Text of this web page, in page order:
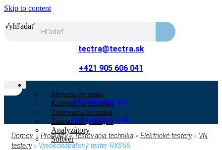
Skip to content
Vyhľadať
tectra@tectra.sk
+421 905 606 041
Meracia technika
Kalibračná technika
Testovacia technika
Záznamníky údajov
Analyzátory
Softvér
+421 905 606 041
tectra@tectra.sk
Domov » Produkty»Testovacia technika»Elektrické testery» VN
testery» Vysokonapäťový tester RXS56